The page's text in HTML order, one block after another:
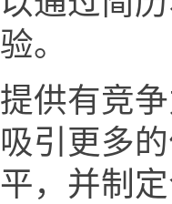
验。
提供有竞
吸引更多
平，并制